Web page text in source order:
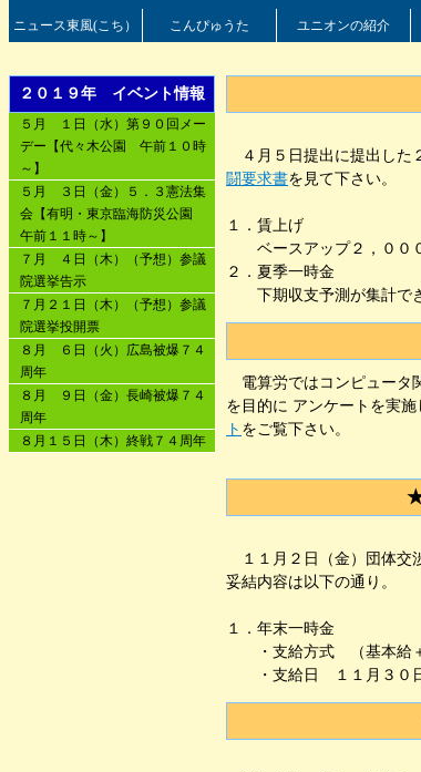
ニュース東風(こち） こんぴゅうた ユニオンの紹介
４月５日提出に提出した
闘要求書を見て下さい。
１．賃上げ
ベースアップ２，０００
２．夏季一時金
下期収支予測が集計で
電算労ではコンピュータ
を目的に アンケートを実
ト をご覧下さい。
１１月２日（金）団体交
妥結内容は以下の通り。
１．年末一時金
・支給方式 （基本給＋
・支給日 １１月３０日
２０１９年 イベント情報
５月 １日（水）第９０回メー
デー【代々木公園 午前１０時
～】
５月 ３日（金）５．３憲法集
会【有明・東京臨海防災公園
午前１１時～】
７月 ４日（木）（予想）参議
院選挙告示
７月２１日（木）（予想）参議
院選挙投開票
８月 ６日（火）広島被爆７４
周年
８月 ９日（金）長崎被爆７４
周年
８月１５日（木）終戦７４周年